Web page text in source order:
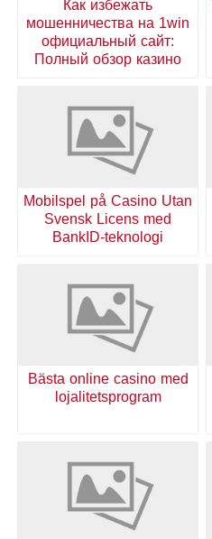
мошенничества на 1win
официальный сайт:
Полный обзор казино
Mobilspel på Casino Utan
Svensk Licens med
BankID-teknologi
Bästa online casino med
lojalitetsprogram